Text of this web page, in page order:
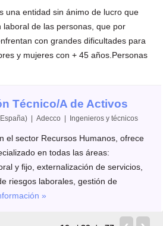
una entidad sin ánimo de lucro que
laboral de las personas, que por
con grandes dificultades para
y mujeres con + 45 años.Personas
Técnico/A de Activos
| Adecco | Ingenieros y técnicos
el sector Recursos Humanos, ofrece
en todas las áreas:
y fijo, externalización de servicios,
riesgos laborales, gestión de
»